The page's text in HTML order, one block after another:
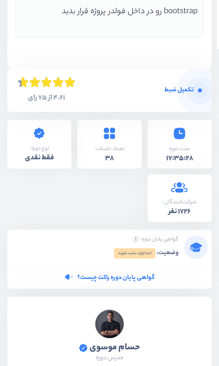
bootstrap رو در داخل فولدر پروژه قرار بدید
تکمیل ضبط
4.61 از 75 رای
مدت دوره
17:35:28
تعداد جلسات:
38
نوع دوره:
فقط نقدی
شرکت‌کنندگان:
1726 نفر
گواهی پایان دوره
وضعیت: ابتدا وارد سایت شوید
گواهی پایان دوره راکت چیست؟
حسام موسوی
مدرس دوره